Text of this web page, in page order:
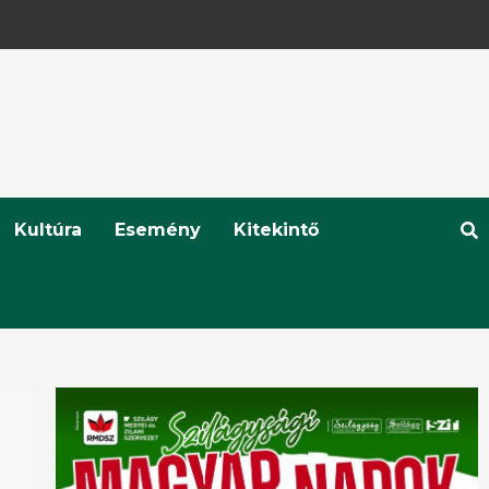
Kultúra Esemény Kitekintő